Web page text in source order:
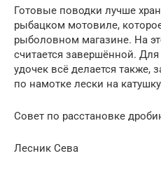
Готовые поводки лучше
рыбацком мотовиле,
рыболовном магазине. На
считается завершённой.
удочек всё делается также,
по намотке лески на
Совет по расстановке
Лесник Сева